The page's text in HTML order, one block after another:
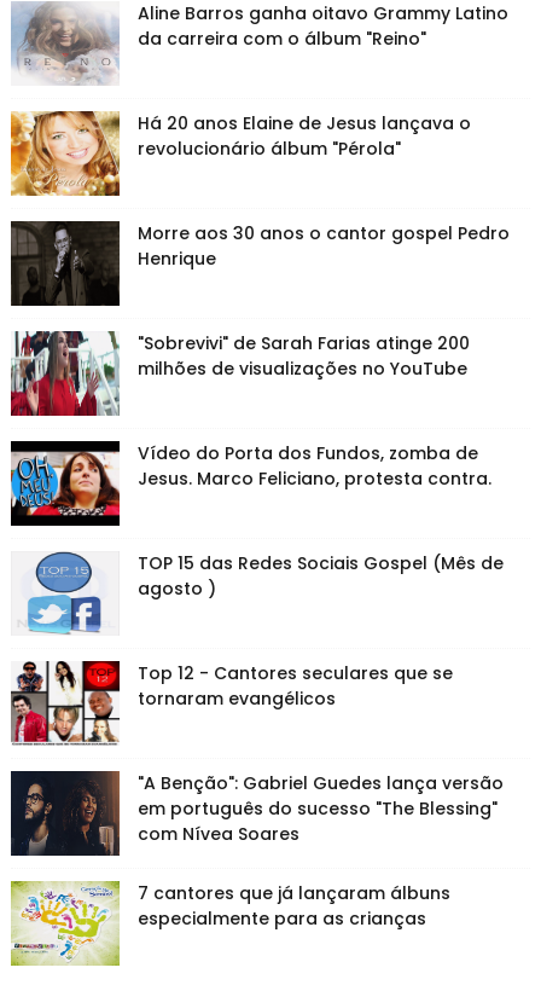
Aline Barros ganha oitavo Grammy Latino
da carreira com o álbum "Reino"
Há 20 anos Elaine de Jesus lançava o
revolucionário álbum "Pérola"
Morre aos 30 anos o cantor gospel Pedro
Henrique
"Sobrevivi" de Sarah Farias atinge 200
milhões de visualizações no YouTube
Vídeo do Porta dos Fundos, zomba de
Jesus. Marco Feliciano, protesta contra.
TOP 15 das Redes Sociais Gospel (Mês de
agosto )
Top 12 - Cantores seculares que se
tornaram evangélicos
"A Benção": Gabriel Guedes lança versão
em português do sucesso "The Blessing"
com Nívea Soares
7 cantores que já lançaram álbuns
especialmente para as crianças